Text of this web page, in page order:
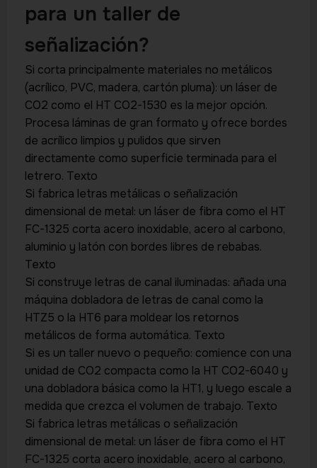
para un taller de
señalización?
Si corta principalmente materiales no metálicos
(acrílico, PVC, madera, cartón pluma): un láser de
CO2 como el HT CO2-1530 es la mejor opción.
Procesa láminas de gran formato y ofrece bordes
de acrílico limpios y pulidos que sirven
directamente como superficie terminada para el
letrero. Texto
Si fabrica letras metálicas o señalización
dimensional de metal: un láser de fibra como el HT
FC-1325 corta acero inoxidable, acero al carbono,
aluminio y latón con bordes libres de rebabas.
Texto
Si construye letras de canal iluminadas: añada una
máquina dobladora de letras de canal como la
HTZ5 o la HT6 para moldear los retornos
metálicos de forma automática. Texto
Si es un taller nuevo o pequeño: comience con una
unidad de CO2 compacta como la HT CO2-6040 y
una dobladora básica como la HT1, y luego escale a
medida que crezca el volumen de trabajo. Texto
Si fabrica letras metálicas o señalización
dimensional de metal: un láser de fibra como el HT
FC-1325 corta acero inoxidable, acero al carbono,